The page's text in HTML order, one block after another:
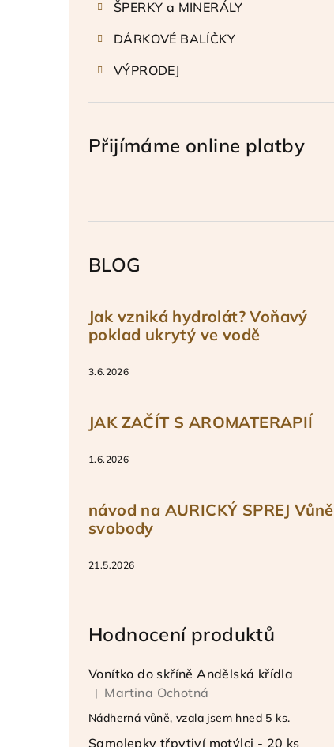
ŠPERKY a MINERÁLY
DÁRKOVÉ BALÍČKY
VÝPRODEJ
Přijímáme online platby
BLOG
Jak vzniká hydrolát? Voňavý
poklad ukrytý ve vodě
3.6.2026
JAK ZAČÍT S AROMATERAPIÍ
1.6.2026
návod na AURICKÝ SPREJ Vůně
svobody
21.5.2026
Hodnocení produktů
Vonítko do skříně Andělská křídla
Hodnocení produktu je 5 z 5 hvězdiček.
| Martina Ochotná
Nádherná vůně, vzala jsem hned 5 ks.
Samolepky třpytiví motýlci - 20 ks